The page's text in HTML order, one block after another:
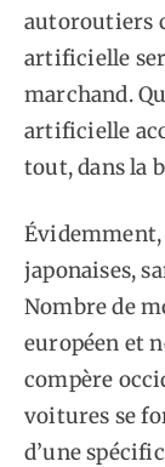
autoroutiers
artificielle
marchand.
artificielle
tout, dans la
Évidemment,
japonaises,
Nombre de
européen et
compère
voitures se
d’une